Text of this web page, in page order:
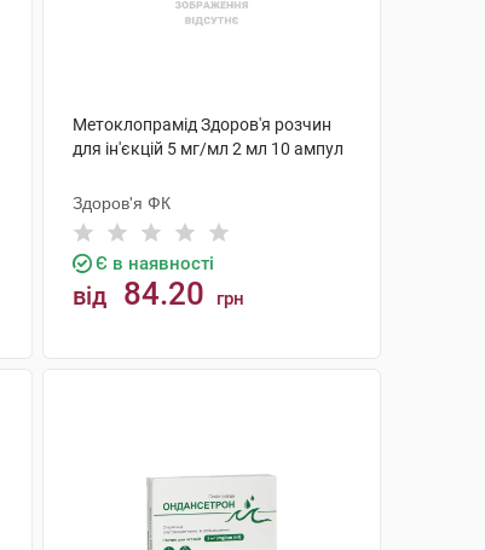
Метоклопрамід Здоров'я розчин
для ін'єкцій 5 мг/мл 2 мл 10 ампул
Здоров'я ФК
Є в наявності
від 84.20 грн